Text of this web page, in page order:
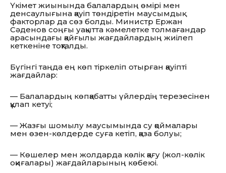
Үкімет жиынында балалардың өмірі мен
денсаулығына қауіп төндіретін маусымдық
факторлар да сөз болды. Министр Ержан
Сәденов соңғы уақытта кәмелетке толмағандар
арасындағы қайғылы жағдайлардың жиілеп
кеткеніне тоқталды.
Бүгінгі таңда ең көп тіркеліп отырған қауіпті
жағдайлар:
— Балалардың көпқабатты үйлердің терезесінен
құлап кетуі;
— Жазғы шомылу маусымында су қоймалары
мен өзен-көлдерде суға кетіп, қаза болуы;
— Көшелер мен жолдарда көлік қағу (жол-көлік
оқиғалары) жағдайларының көбеюі.